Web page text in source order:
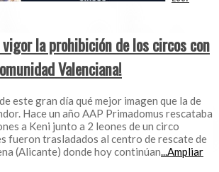
la prohibición de los circos con
Valenciana!
este gran día qué mejor imagen que la de
Hace un año AAP Primadomus rescataba
a Keni junto a 2 leones de un circo
fueron trasladados al centro de rescate de
(Alicante) donde hoy continúan...Ampliar